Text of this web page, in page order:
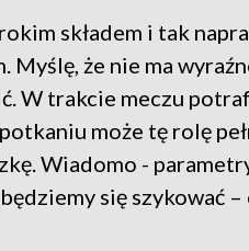
składem i tak
Myślę, że nie ma
W trakcie meczu
może tę rolę
Wiadomo -
się szykować